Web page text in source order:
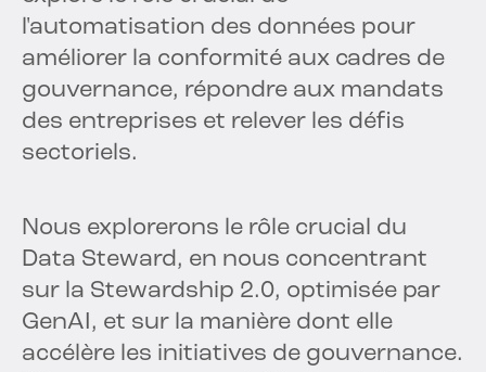
l'automatisation des données pour
améliorer la conformité aux cadres de
gouvernance, répondre aux mandats
des entreprises et relever les défis
sectoriels.
Nous explorerons le rôle crucial du
Data Steward, en nous concentrant
sur la Stewardship 2.0, optimisée par
GenAI, et sur la manière dont elle
accélère les initiatives de gouvernance.